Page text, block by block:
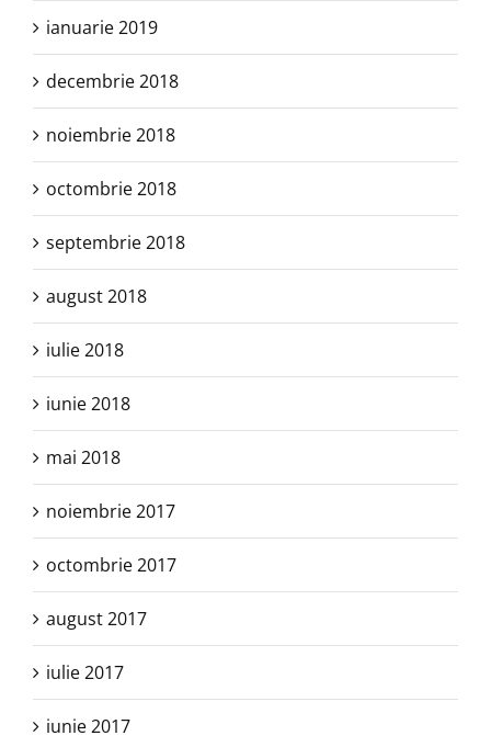
ianuarie 2019
decembrie 2018
noiembrie 2018
octombrie 2018
septembrie 2018
august 2018
iulie 2018
iunie 2018
mai 2018
noiembrie 2017
octombrie 2017
august 2017
iulie 2017
iunie 2017